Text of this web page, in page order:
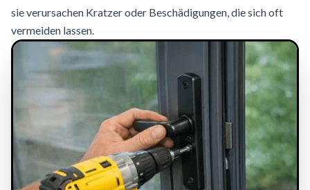
sie verursachen Kratzer oder Beschädigungen, die sich oft
vermeiden lassen.